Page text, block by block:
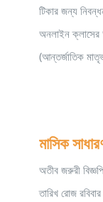
টিকার জন্য
অনলাইন
(আন্তর্জাতিক
মাসিক
অতীব জরুরী
তারিখ রোজ